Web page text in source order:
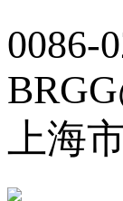
0086-
上海